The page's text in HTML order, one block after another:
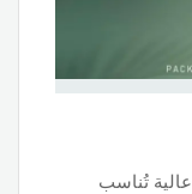
تُناسب